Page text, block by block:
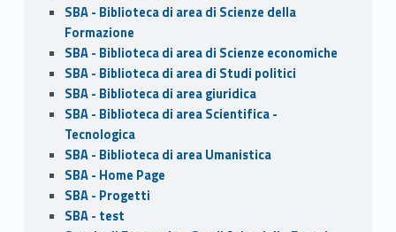
SBA - Biblioteca di area di Scienze della
Formazione
SBA - Biblioteca di area di Scienze economiche
SBA - Biblioteca di area di Studi politici
SBA - Biblioteca di area giuridica
SBA - Biblioteca di area Scientifica -
Tecnologica
SBA - Biblioteca di area Umanistica
SBA - Home Page
SBA - Progetti
SBA - test